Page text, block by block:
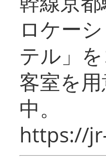
ロケー
テル」
客室を
中。
https://